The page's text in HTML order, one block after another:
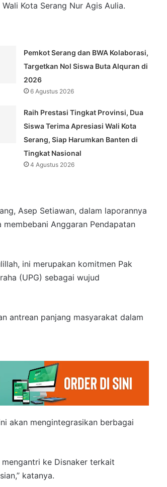
Kota Serang Nur Agis Aulia.
Pemkot Serang dan BWA Kolaborasi,
Targetkan Nol Siswa Buta Alquran di
2026
6 Agustus 2026
Raih Prestasi Tingkat Provinsi, Dua
Siswa Terima Apresiasi Wali Kota
Serang, Siap Harumkan Banten di
Tingkat Nasional
4 Agustus 2026
Asep Setiawan, dalam laporannya
Anggaran Pendapatan
ini merupakan komitmen Pak
(UPG) sebagai wujud
antrean panjang masyarakat dalam
akan mengintegrasikan berbagai
ke Disnaker terkait
katanya.